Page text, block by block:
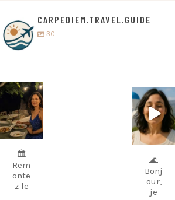
CARPEDIEM.TRAVEL.GUIDE
30
carpediem.tr
avel.guide
5 juillet
🏛️
Rem
onte
z le
carpediem.tr
avel.guide
25 juin
🌊
Bonj
our,
je